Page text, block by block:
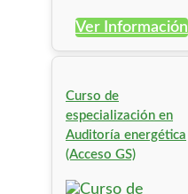
Ver Información
Curso de
especialización en
Auditoría energética
(Acceso GS)